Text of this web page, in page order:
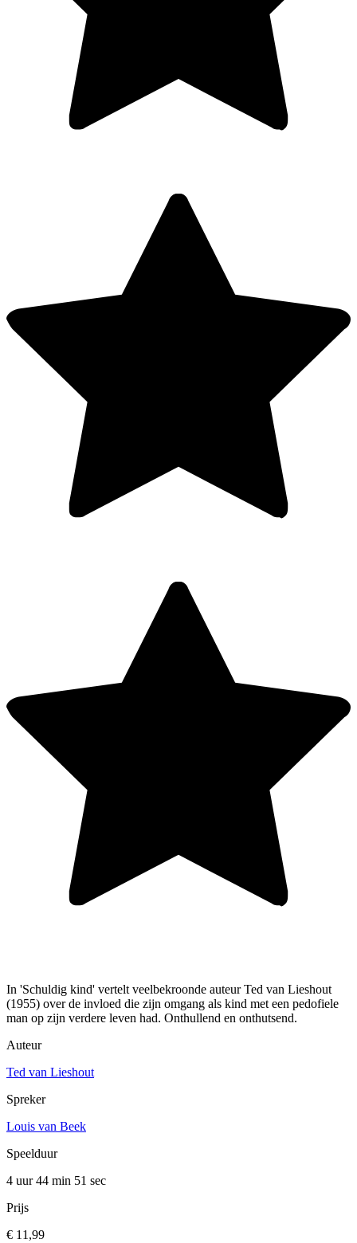
In 'Schuldig kind' vertelt veelbekroonde auteur Ted van Lieshout
(1955) over de invloed die zijn omgang als kind met een pedofiele
man op zijn verdere leven had. Onthullend en onthutsend.
Auteur
Ted van Lieshout
Spreker
Louis van Beek
Speelduur
4 uur 44 min 51 sec
Prijs
€ 11,99